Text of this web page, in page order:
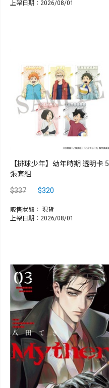
上架日期：2026/08/01
【排球少年】幼年時期 透明卡 5
張套組
$337 $320
販售狀態： 現貨
上架日期：2026/08/01